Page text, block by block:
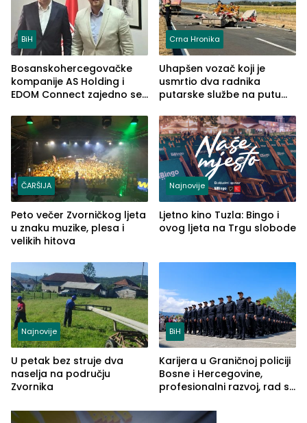
BiH
Bosanskohercegovačke
kompanije AS Holding i
EDOM Connect zajedno se
Crna Hronika
Uhapšen vozač koji je
usmrtio dva radnika
putarske službe na putu
(FOTO)
ČARŠIJA
Peto večer Zvorničkog ljeta
u znaku muzike, plesa i
velikih hitova
Najnovije
Ljetno kino Tuzla: Bingo i
ovog ljeta na Trgu slobode
Najnovije
U petak bez struje dva
naselja na području
Zvornika
BiH
Karijera u Graničnoj policiji
Bosne i Hercegovine,
profesionalni razvoj, rad sa
služba građanima